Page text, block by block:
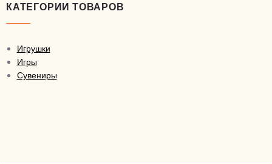
КАТЕГОРИИ ТОВАРОВ
Игрушки
Игры
Сувениры